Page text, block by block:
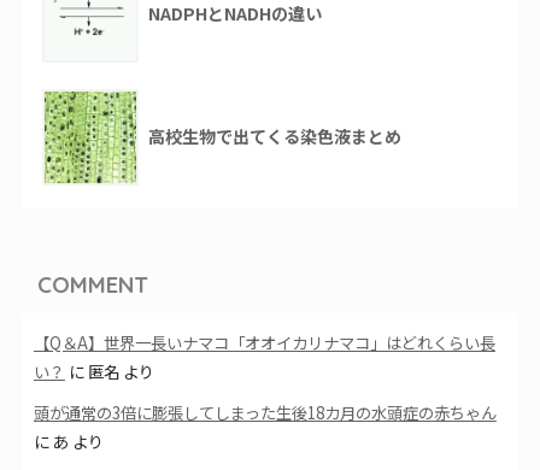
NADPHとNADHの違い
高校生物で出てくる染色液まとめ
COMMENT
【Q＆A】世界一長いナマコ「オオイカリナマコ」はどれくらい長
い？ に 匿名より
頭が通常の3倍に膨張してしまった生後18カ月の水頭症の赤ちゃん
に あ より